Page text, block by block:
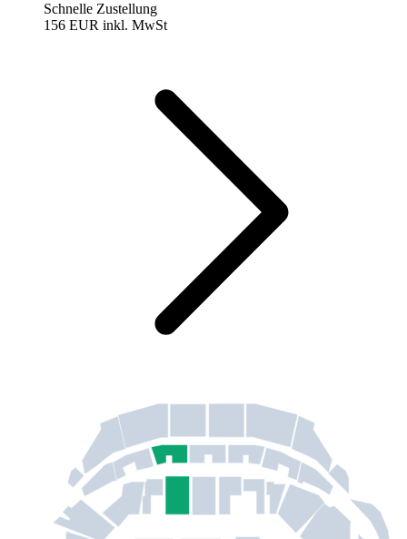
Schnelle Zustellung
156 EUR inkl. MwSt